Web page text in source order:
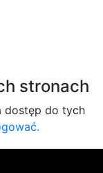
stronach
dostęp do tych